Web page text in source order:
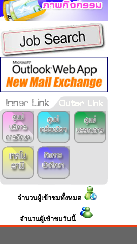
จำนวนผู้เข้าชมทั้งหมด :
จำนวนผู้เข้าชมวันนี้ :